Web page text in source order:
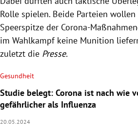
Rolle spielen. Beide Parteien wollen
Speerspitze der Corona-
im Wahlkampf keine Munition
zuletzt die Presse.
Gesundheit
Studie belegt: Corona ist nach wie
gefährlicher als Influenza
20.05.2024